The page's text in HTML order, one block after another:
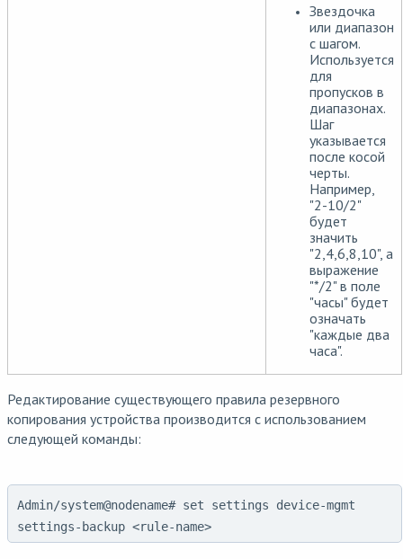
Звездочка
или диапазон
с шагом.
Используется
для
пропусков в
диапазонах.
Шаг
указывается
после косой
черты.
Например,
"2-10/2"
будет
значить
"2,4,6,8,10", а
выражение
"*/2" в поле
"часы" будет
означать
"каждые два
часа".
Редактирование существующего правила резервного
копирования устройства производится с использованием
следующей команды:
Admin/system@nodename# set settings device-mgmt
settings-backup <rule-name>